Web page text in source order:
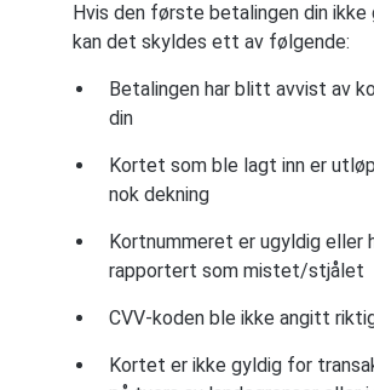
Hvis den første betalingen din ikke
kan det skyldes ett av følgende:
Betalingen har blitt avvist av
din
Kortet som ble lagt inn er
nok dekning
Kortnummeret er ugyldig eller
rapportert som mistet/stjålet
CVV-koden ble ikke angitt
Kortet er ikke gyldig for